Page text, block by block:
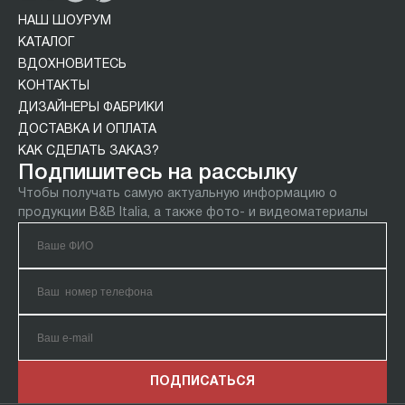
НАШ ШОУРУМ
КАТАЛОГ
ВДОХНОВИТЕСЬ
КОНТАКТЫ
ДИЗАЙНЕРЫ ФАБРИКИ
ДОСТАВКА И ОПЛАТА
КАК СДЕЛАТЬ ЗАКАЗ?
Подпишитесь на рассылку
Чтобы получать самую актуальную информацию о
продукции B&B Italia, а также фото- и видеоматериалы
ПОДПИСАТЬСЯ